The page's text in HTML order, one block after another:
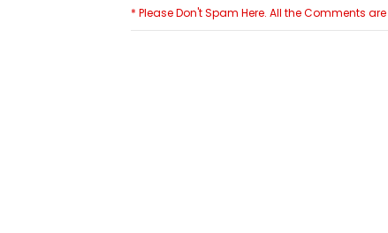
* Please Don't Spam Here. All the Comments